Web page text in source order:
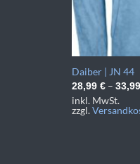
Daiber | JN 44
28,99 €– 33,99
inkl. MwSt.
zzgl.